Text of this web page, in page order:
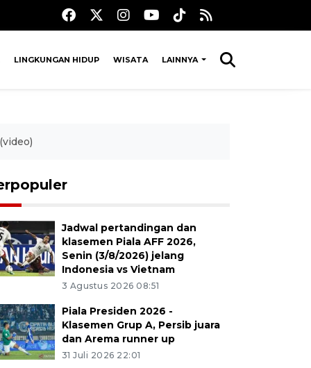
LINGKUNGAN HIDUP WISATA LAINNYA
Jadwal pertandingan dan
klasemen Piala AFF 2026,
Senin (3/8/2026) jelang
Indonesia vs Vietnam
3 Agustus 2026 08:51
Piala Presiden 2026 -
Klasemen Grup A, Persib juara
dan Arema runner up
31 Juli 2026 22:01